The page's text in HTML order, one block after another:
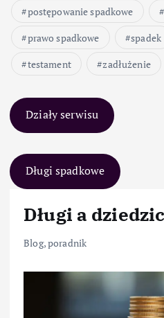
postępowanie spadkowe
prawo spadkowe
spadek
testament
zadłużenie
Działy serwisu
Długi spadkowe
Długi a
Blog,poradnik